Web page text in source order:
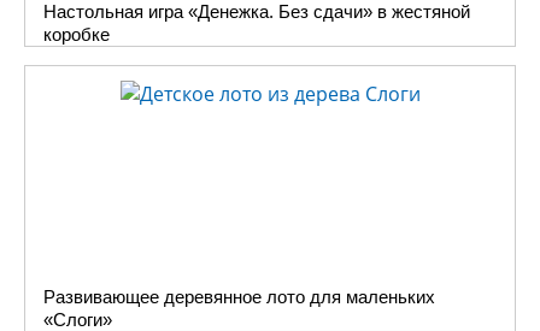
Настольная игра «Денежка. Без сдачи» в жестяной
коробке
Развивающее деревянное лото для маленьких
«Слоги»